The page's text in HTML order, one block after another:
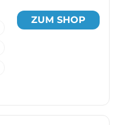
ZUM SHOP